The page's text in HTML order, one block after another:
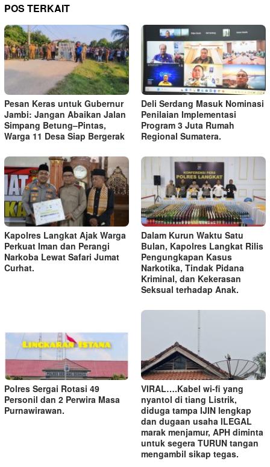
POS TERKAIT
Pesan Keras untuk Gubernur
Jambi: Jangan Abaikan Jalan
Simpang Betung–Pintas,
Warga 11 Desa Siap Bergerak
Deli Serdang Masuk Nominasi
Penilaian Implementasi
Program 3 Juta Rumah
Regional Sumatera.
Kapolres Langkat Ajak Warga
Perkuat Iman dan Perangi
Narkoba Lewat Safari Jumat
Curhat.
Dalam Kurun Waktu Satu
Bulan, Kapolres Langkat Rilis
Pengungkapan Kasus
Narkotika, Tindak Pidana
Kriminal, dan Kekerasan
Seksual terhadap Anak.
Polres Sergai Rotasi 49
Personil dan 2 Perwira Masa
Purnawirawan.
VIRAL….Kabel wi-fi yang
nyantol di tiang Listrik,
diduga tampa IJIN lengkap
dan dugaan usaha ILEGAL
marak menjamur, APH diminta
untuk segera TURUN tangan
mengambil sikap tegas.